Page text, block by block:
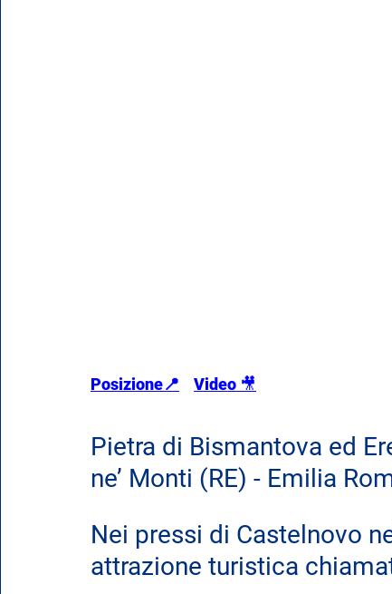
Posizione📍 Video 🎥
Pietra di Bismantova ed
ne’ Monti (RE) - Emilia
Nei pressi di Castelnovo
attrazione turistica